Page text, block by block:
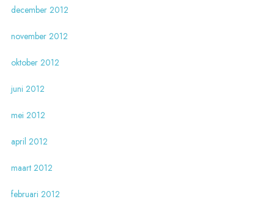
december 2012
november 2012
oktober 2012
juni 2012
mei 2012
april 2012
maart 2012
februari 2012